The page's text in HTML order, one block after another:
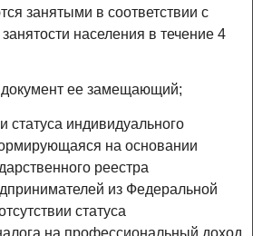
занятыми в соответствии с
населения в течение 4
документ ее замещающий;
статуса индивидуального
на основании
реестра
из Федеральной
статуса
на профессиональный доход